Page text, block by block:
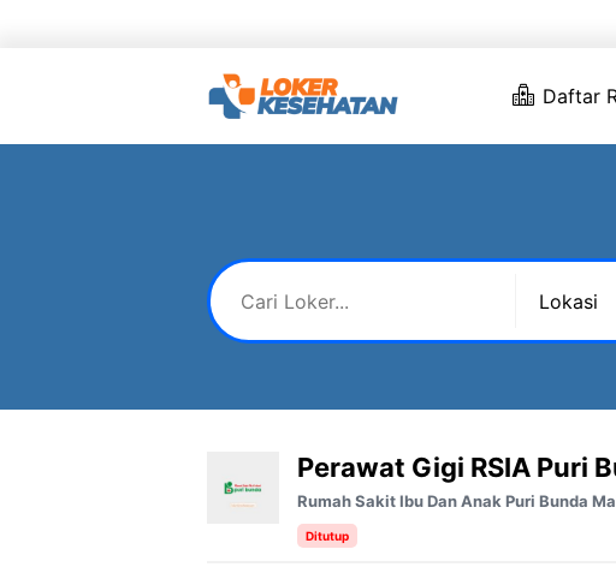
Daftar
Perawat Gigi RSIA Puri
Rumah Sakit Ibu Dan Anak Puri Bunda
Ditutup